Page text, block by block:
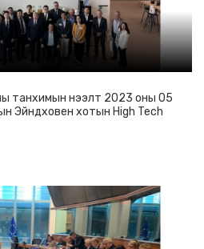
танхимын нээлт 2023 оны 05
Эйндховен хотын High Tech